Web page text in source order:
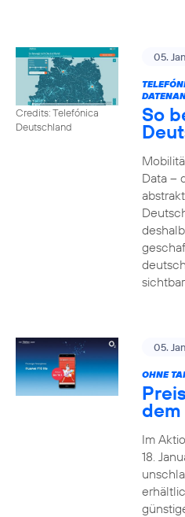
Credits: Telefónica
Deutschland
05.
So
Data –
05.
OHNE
dem
Im
18.